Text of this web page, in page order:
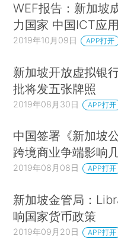
WEF报告：新加坡
力国家 中国ICT应
2019年10月09日 APP打开
新加坡开放虚拟银
批将发五张牌照
2019年08月30日 APP打开
中国签署《新加坡
跨境商业争端影响
2019年08月08日 APP打开
新加坡金管局：
响国家货币政策
2019年09月20日 APP打开